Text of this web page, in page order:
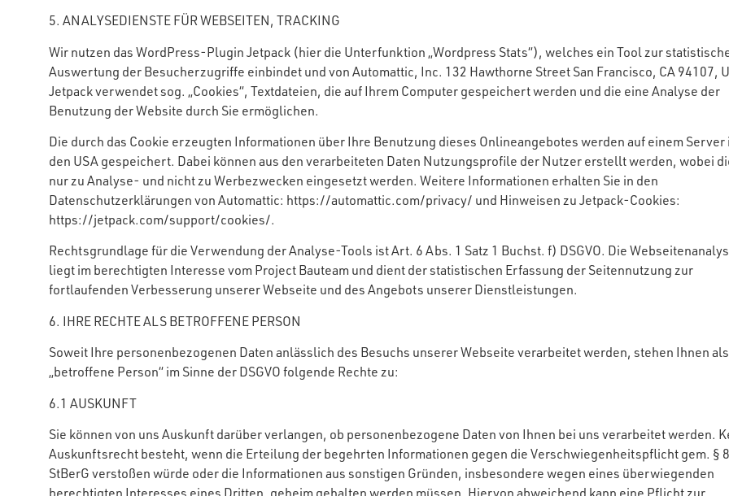
5. ANALYSEDIENSTE FÜR WEBSEITEN, TRACKING
Wir nutzen das WordPress-Plugin Jetpack (hier die Unterfunktion „Wordpress Stats“), welches ein Tool zur
Auswertung der Besucherzugriffe einbindet und von Automattic, Inc. 132 Hawthorne Street San Francisco, CA 94107,
Jetpack verwendet sog. „Cookies“, Textdateien, die auf Ihrem Computer gespeichert werden und die eine Analyse der
Benutzung der Website durch Sie ermöglichen.
Die durch das Cookie erzeugten Informationen über Ihre Benutzung dieses Onlineangebotes werden auf einem Server
den USA gespeichert. Dabei können aus den verarbeiteten Daten Nutzungsprofile der Nutzer erstellt werden, wobei
nur zu Analyse- und nicht zu Werbezwecken eingesetzt werden. Weitere Informationen erhalten Sie in den
Datenschutzerklärungen von Automattic: https://automattic.com/privacy/ und Hinweisen zu Jetpack-Cookies:
https://jetpack.com/support/cookies/.
Rechtsgrundlage für die Verwendung der Analyse-Tools ist Art. 6 Abs. 1 Satz 1 Buchst. f) DSGVO. Die
liegt im berechtigten Interesse vom Project Bauteam und dient der statistischen Erfassung der Seitennutzung zur
fortlaufenden Verbesserung unserer Webseite und des Angebots unserer Dienstleistungen.
6. IHRE RECHTE ALS BETROFFENE PERSON
Soweit Ihre personenbezogenen Daten anlässlich des Besuchs unserer Webseite verarbeitet werden, stehen Ihnen als
„betroffene Person“ im Sinne der DSGVO folgende Rechte zu:
6.1 AUSKUNFT
Sie können von uns Auskunft darüber verlangen, ob personenbezogene Daten von Ihnen bei uns verarbeitet werden.
Auskunftsrecht besteht, wenn die Erteilung der begehrten Informationen gegen die Verschwiegenheitspflicht gem. §
StBerG verstoßen würde oder die Informationen aus sonstigen Gründen, insbesondere wegen eines überwiegenden
berechtigten Interesses eines Dritten, geheim gehalten werden müssen. Hiervon abweichend kann eine Pflicht zur